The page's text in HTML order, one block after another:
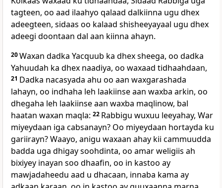
tagteen, oo aad ilaahyo qalaad dalkiinna ugu dhex
adeegteen, sidaas oo kalaad shisheeyayaal ugu dhex
adeegi doontaan dal aan kiinna ahayn.
20Waxan dadka Yacquub ka dhex sheega, oo dadka
Yahuudah ka dhex naadiya, oo waxaad tidhaahdaan,
21 Dadka nacasyada ahu oo aan waxgarashada
lahayn, oo indhaha leh laakiinse aan waxba arkin, oo
dhegaha leh laakiinse aan waxba maqlinow, bal
haatan waxan maqla: 22 Rabbigu wuxuu leeyahay, War
miyeydaan iga cabsanayn? Oo miyeydaan hortayda ku
gariirayn? Waayo, anigu waxaan ahay kii cammuudda
badda uga dhigay soohdinta, oo amar weligiis ah
bixiyey inayan soo dhaafin, oo in kastoo ay
mawjadaheedu aad u dhacaan, innaba kama ay